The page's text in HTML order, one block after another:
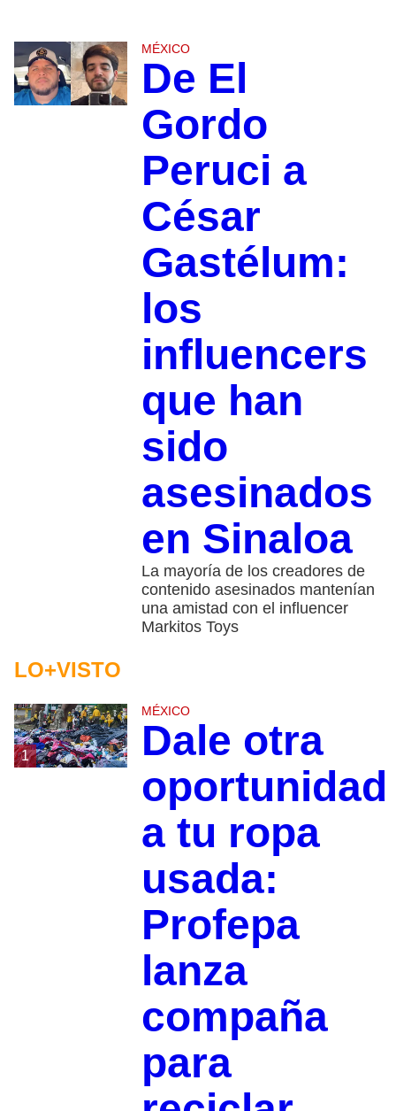
MÉXICO
De El
Gordo
Peruci a
César
Gastélum:
los
influencers
que han
sido
asesinados
en Sinaloa
La mayoría de los creadores de
contenido asesinados mantenían
una amistad con el influencer
Markitos Toys
LO+VISTO
1
MÉXICO
Dale otra
oportunidad
a tu ropa
usada:
Profepa
lanza
compaña
para